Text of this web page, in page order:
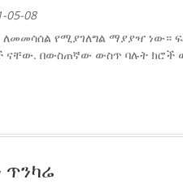
05-08
የሚያገለግል ማያያዣ ነው።
ናቸው. በውስጠኛው ውስጥ ባሉት ክሮች
ጥንካሬ